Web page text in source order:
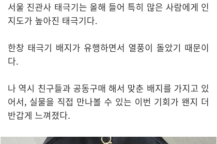
서울 진관사 태극기는 올해 들어 특히 많은 사람에게 인
지도가 높아진 태극기다.
한창 태극기 배지가 유행하면서 열풍이 돌았기 때문이
다.
나 역시 친구들과 공동구매 해서 맞춘 배지를 가지고 있
어서, 실물을 직접 만나볼 수 있는 이번 기회가 왠지 더
반갑게 느껴졌다.